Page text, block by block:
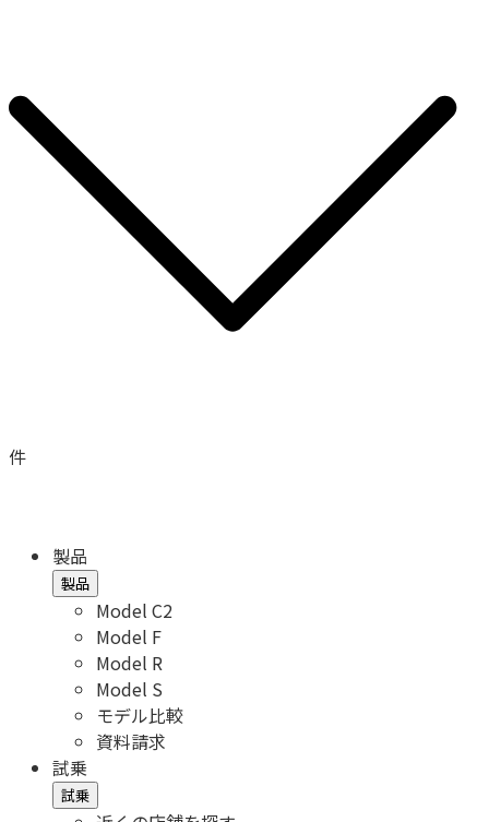
件
製品
製品
Model C2
Model F
Model R
Model S
モデル比較
資料請求
試乗
試乗